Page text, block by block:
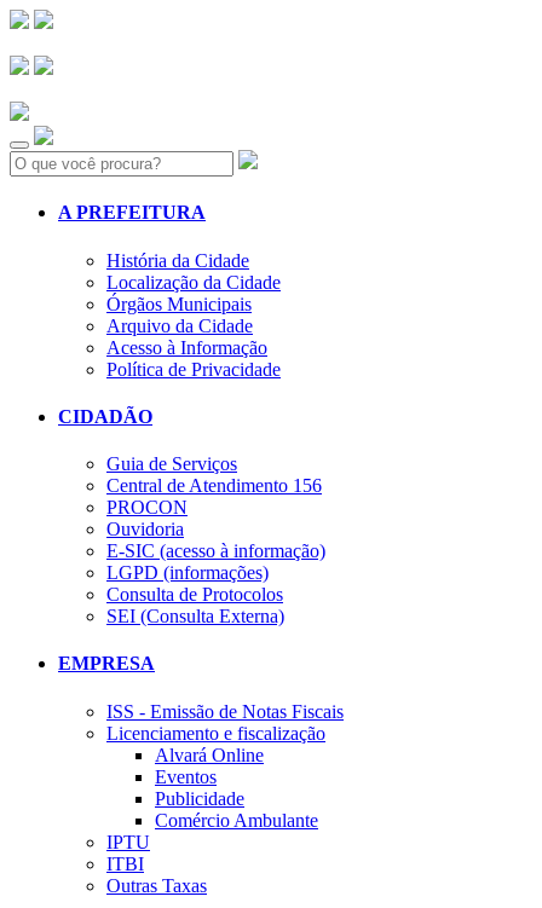
Search:
A PREFEITURA
História da Cidade
Localização da Cidade
Órgãos Municipais
Arquivo da Cidade
Acesso à Informação
Política de Privacidade
CIDADÃO
Guia de Serviços
Central de Atendimento 156
PROCON
Ouvidoria
E-SIC (acesso à informação)
LGPD (informações)
Consulta de Protocolos
SEI (Consulta Externa)
EMPRESA
ISS - Emissão de Notas Fiscais
Licenciamento e fiscalização
Alvará Online
Eventos
Publicidade
Comércio Ambulante
IPTU
ITBI
Outras Taxas